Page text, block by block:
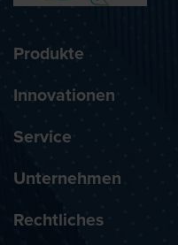
Produkte
Innovationen
Service
Unternehmen
Rechtliches